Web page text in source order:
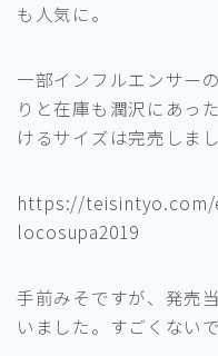
も人気に。
一部インフルエンサー
りと在庫も潤沢にあっ
けるサイズは完売しまし
https://teisintyo.com/
locosupa2019
手前みそですが、発売
いました。すごくない